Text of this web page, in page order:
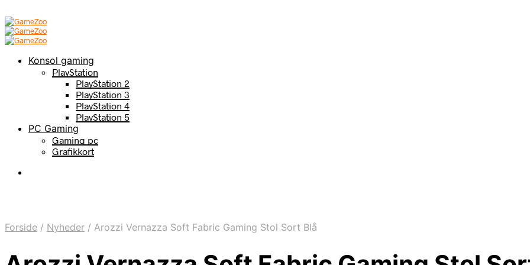
Konsol gaming
PlayStation
PlayStation 2
PlayStation 3
PlayStation 4
PlayStation 5
PC Gaming
Gaming pc
Grafikkort
Forside / Nyheder / Arozzi Vernazza Soft Fabric Gaming Stol Sort Blå